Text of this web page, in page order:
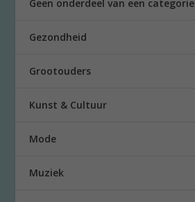
Geen onderdeel van een categorie
Gezondheid
Grootouders
Kunst & Cultuur
Mode
Muziek